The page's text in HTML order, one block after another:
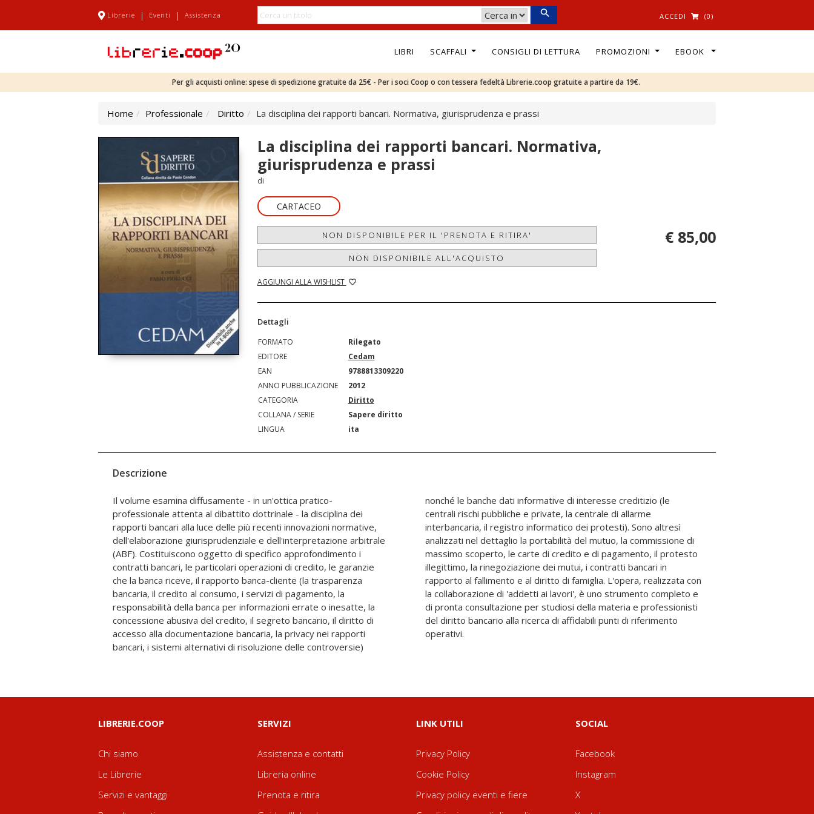
Librerie | Eventi | Assistenza ACCEDI (0)
LIBRI SCAFFALI CONSIGLI DI LETTURA PROMOZIONI EBOOK
Per gli acquisti online: spese di spedizione gratuite da 25€ - Per i soci Coop o con tessera fedeltà Librerie.coop gratuite a partire da 19€.
Home Professionale Diritto La disciplina dei rapporti bancari. Normativa, giurisprudenza e prassi
La disciplina dei rapporti bancari. Normativa,
giurisprudenza e prassi
di
CARTACEO
NON DISPONIBILE PER IL 'PRENOTA E RITIRA'
NON DISPONIBILE ALL'ACQUISTO
AGGIUNGI ALLA WISHLIST
€ 85,00
Dettagli
FORMATO
Rilegato
EDITORE
Cedam
EAN
9788813309220
ANNO PUBBLICAZIONE
2012
CATEGORIA
Diritto
COLLANA / SERIE
Sapere diritto
LINGUA
ita
Descrizione
Il volume esamina diffusamente - in un'ottica pratico-
professionale attenta al dibattito dottrinale - la disciplina dei
rapporti bancari alla luce delle più recenti innovazioni normative,
dell'elaborazione giurisprudenziale e dell'interpretazione arbitrale
(ABF). Costituiscono oggetto di specifico approfondimento i
contratti bancari, le particolari operazioni di credito, le garanzie
che la banca riceve, il rapporto banca-cliente (la trasparenza
bancaria, il credito al consumo, i servizi di pagamento, la
responsabilità della banca per informazioni errate o inesatte, la
concessione abusiva del credito, il segreto bancario, il diritto di
accesso alla documentazione bancaria, la privacy nei rapporti
bancari, i sistemi alternativi di risoluzione delle controversie)
nonché le banche dati informative di interesse creditizio (le
centrali rischi pubbliche e private, la centrale di allarme
interbancaria, il registro informatico dei protesti). Sono altresì
analizzati nel dettaglio la portabilità del mutuo, la commissione di
massimo scoperto, le carte di credito e di pagamento, il protesto
illegittimo, la rinegoziazione dei mutui, i contratti bancari in
rapporto al fallimento e al diritto di famiglia. L'opera, realizzata con
la collaborazione di 'addetti ai lavori', è uno strumento completo e
di pronta consultazione per studiosi della materia e professionisti
del diritto bancario alla ricerca di affidabili punti di riferimento
operativi.
LIBRERIE.COOP
Chi siamo
Le Librerie
Servizi e vantaggi
SERVIZI
Assistenza e contatti
Libreria online
Prenota e ritira
LINK UTILI
Privacy Policy
Cookie Policy
Privacy policy eventi e fiere
SOCIAL
Facebook
Instagram
X